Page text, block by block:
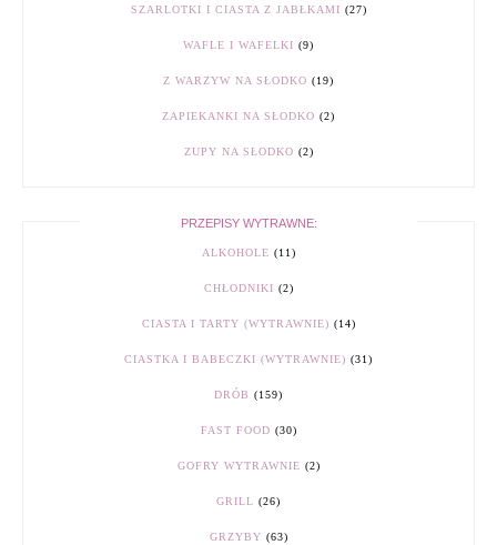
SZARLOTKI I CIASTA Z JABŁKAMI (27)
WAFLE I WAFELKI (9)
Z WARZYW NA SŁODKO (19)
ZAPIEKANKI NA SŁODKO (2)
ZUPY NA SŁODKO (2)
PRZEPISY WYTRAWNE:
ALKOHOLE (11)
CHŁODNIKI (2)
CIASTA I TARTY (WYTRAWNIE) (14)
CIASTKA I BABECZKI (WYTRAWNIE) (31)
DRÓB (159)
FAST FOOD (30)
GOFRY WYTRAWNIE (2)
GRILL (26)
GRZYBY (63)